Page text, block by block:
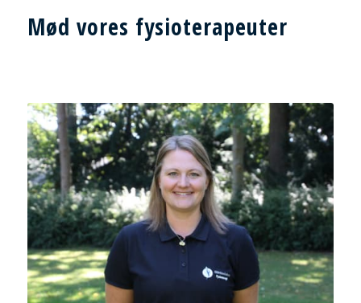
Mød vores fysioterapeuter